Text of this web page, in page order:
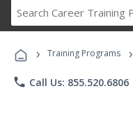
› Training Programs ›
phone Call Us: 855.520.6806